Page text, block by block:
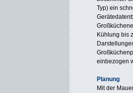
Typ) ein
Kühlung bis
einbezogen
Planung
Mit der